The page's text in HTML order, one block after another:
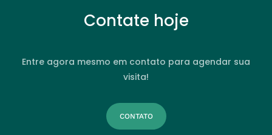
Contate hoje
Entre agora mesmo em contato para agendar sua
visita!
CONTATO